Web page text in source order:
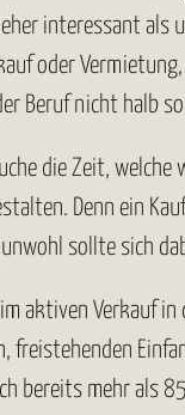
interessant als
oder
Beruf nicht halb
die Zeit, welche
Denn ein
sollte sich
aktiven Verkauf
freistehenden
bereits mehr als